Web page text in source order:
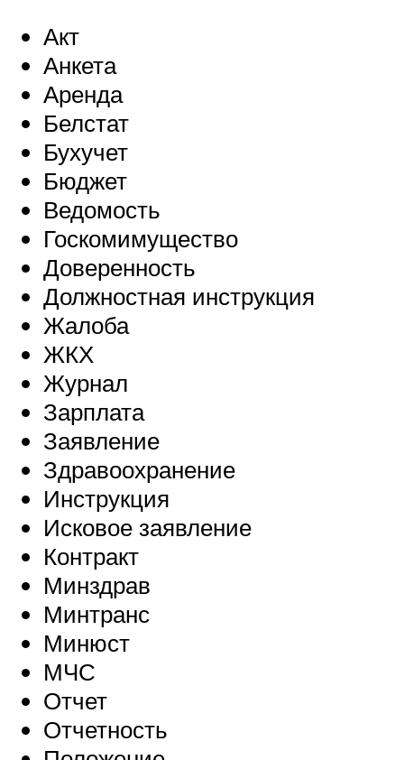
Акт
Анкета
Аренда
Белстат
Бухучет
Бюджет
Ведомость
Госкомимущество
Доверенность
Должностная инструкция
Жалоба
ЖКХ
Журнал
Зарплата
Заявление
Здравоохранение
Инструкция
Исковое заявление
Контракт
Минздрав
Минтранс
Минюст
МЧС
Отчет
Отчетность